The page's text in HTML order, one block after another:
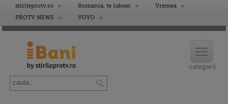
stirileprotv.ro Romania, te iubesc
Vremea
PROTV NEWS
VOYO